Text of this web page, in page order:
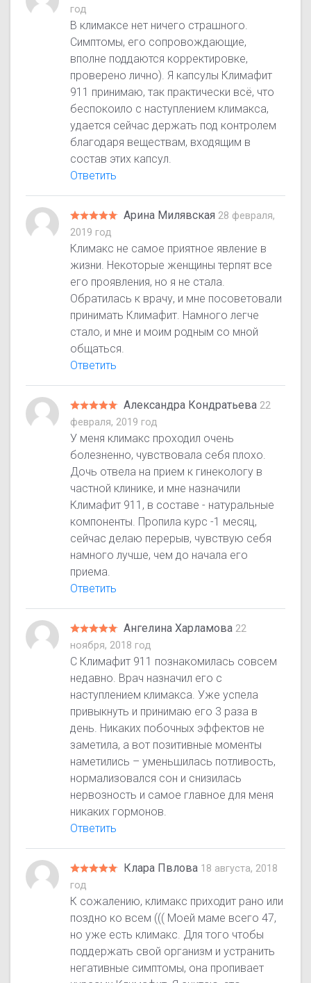
год
В климаксе нет ничего страшного.
Симптомы, его сопровождающие,
вполне поддаются корректировке,
проверено лично). Я капсулы Климафит
911 принимаю, так практически всё, что
беспокоило с наступлением климакса,
удается сейчас держать под контролем
благодаря веществам, входящим в
состав этих капсул.
Ответить
Арина Милявская 28 февраля,
2019 год
Климакс не самое приятное явление в
жизни. Некоторые женщины терпят все
его проявления, но я не стала.
Обратилась к врачу, и мне посоветовали
принимать Климафит. Намного легче
стало, и мне и моим родным со мной
общаться.
Ответить
Александра Кондратьева 22
февраля, 2019 год
У меня климакс проходил очень
болезненно, чувствовала себя плохо.
Дочь отвела на прием к гинекологу в
частной клинике, и мне назначили
Климафит 911, в составе - натуральные
компоненты. Пропила курс -1 месяц,
сейчас делаю перерыв, чувствую себя
намного лучше, чем до начала его
приема.
Ответить
Ангелина Харламова 22
ноября, 2018 год
С Климафит 911 познакомилась совсем
недавно. Врач назначил его с
наступлением климакса. Уже успела
привыкнуть и принимаю его 3 раза в
день. Никаких побочных эффектов не
заметила, а вот позитивные моменты
наметились – уменьшилась потливость,
нормализовался сон и снизилась
нервозность и самое главное для меня
никаких гормонов.
Ответить
Клара Пвлова 18 августа, 2018
год
К сожалению, климакс приходит рано или
поздно ко всем ((( Моей маме всего 47,
но уже есть климакс. Для того чтобы
поддержать свой организм и устранить
негативные симптомы, она пропивает